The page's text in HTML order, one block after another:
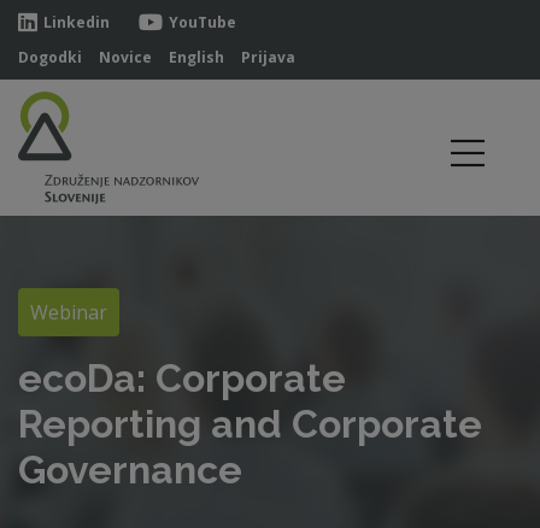
Linkedin
YouTube
Dogodki
Novice English Prijava
Webinar
ecoDa: Corporate
Reporting and Corporate
Governance